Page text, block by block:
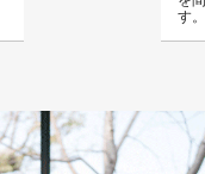
す。